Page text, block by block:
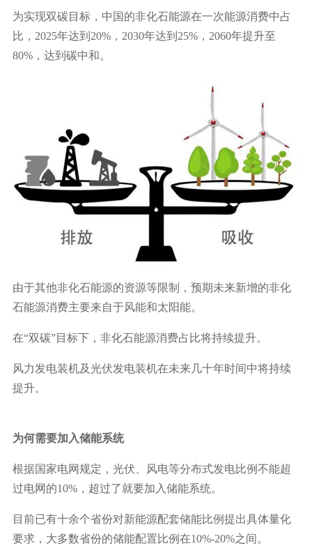
为实现双碳目标，中国的非化石能源在一次能源消费中占
比，2025年达到20%，2030年达到25%，2060年提升至
80%，达到碳中和。
由于其他非化石能源的资源等限制，预期未来新增的非化
石能源消费主要来自于风能和太阳能。
在“双碳”目标下，非化石能源消费占比将持续提升。
风力发电装机及光伏发电装机在未来几十年时间中将持续
提升。
为何需要加入储能系统
根据国家电网规定，光伏、风电等分布式发电比例不能超
过电网的10%，超过了就要加入储能系统。
目前已有十余个省份对新能源配套储能比例提出具体量化
要求，大多数省份的储能配置比例在10%-20%之间。